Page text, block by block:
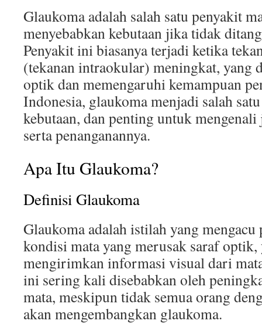
Glaukoma adalah salah satu penyakit
menyebabkan kebutaan jika tidak
Penyakit ini biasanya terjadi ketika
(tekanan intraokular) meningkat, yang
optik dan memengaruhi kemampuan
Indonesia, glaukoma menjadi salah
kebutaan, dan penting untuk
serta penanganannya.
Apa Itu Glaukoma?
Definisi Glaukoma
Glaukoma adalah istilah yang mengacu
kondisi mata yang merusak saraf
mengirimkan informasi visual dari
ini sering kali disebabkan oleh
mata, meskipun tidak semua orang
akan mengembangkan glaukoma.